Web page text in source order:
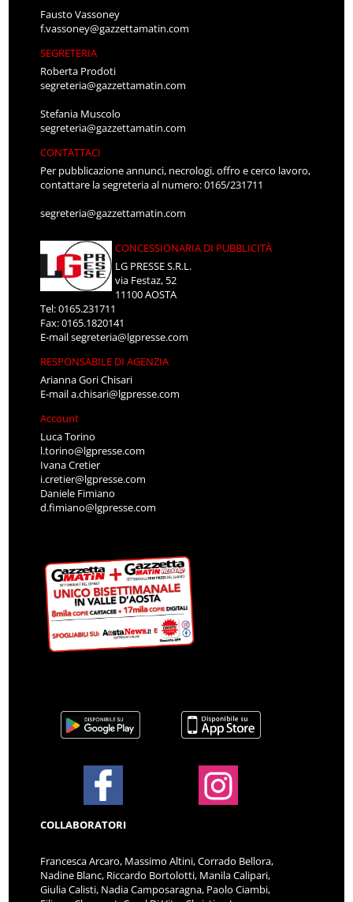
Fausto Vassoney
f.vassoney@gazzettamatin.com
SEGRETERIA
Roberta Prodoti
segreteria@gazzettamatin.com
Stefania Muscolo
segreteria@gazzettamatin.com
CONTATTACI
Per pubblicazione annunci, necrologi, offro e cerco lavoro,
contattare la segreteria al numero: 0165/231711
segreteria@gazzettamatin.com
CONCESSIONARIA DI PUBBLICITÀ
LG PRESSE S.R.L.
via Festaz, 52
11100 AOSTA
Tel: 0165.231711
Fax: 0165.1820141
E-mailsegreteria@lgpresse.com
RESPONSABILE DI AGENZIA
Arianna Gori Chisari
E-maila.chisari@lgpresse.com
Account
Luca Torino
l.torino@lgpresse.com
Ivana Cretier
i.cretier@lgpresse.com
Daniele Fimiano
d.fimiano@lgpresse.com
COLLABORATORI
Francesca Arcaro, Massimo Altini, Corrado Bellora,
Nadine Blanc, Riccardo Bortolotti, Manila Calipari,
Giulia Calisti, Nadia Camposaragna, Paolo Ciambi,